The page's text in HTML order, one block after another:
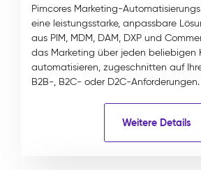
Pimcores Marketing-
eine leistungsstarke, anpassbare
aus PIM, MDM, DAM, DXP und
das Marketing über jeden beliebigen
automatisieren, zugeschnitten auf
B2B-, B2C- oder D2C-Anforderungen.
Weitere Details